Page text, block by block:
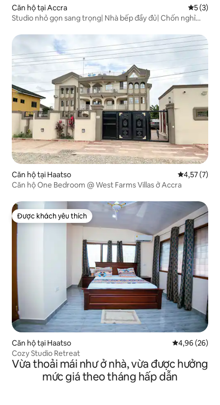
Căn hộ tại Accra Xếp5 (3)
Studio nhỏ gọn sang trọng| Nhà bếp đầy đủ| Chốn nghỉ
Căn hộ tại Haatso Xếp hạng
4,57 (7)
Căn hộ One Bedroom @ West Farms Villas ở Accra
Được khách yêu thích
Được khách yêu thích
Căn hộ tại Haatso Xếp hạng
4,96 (26)
Cozy Studio Retreat
Vừa thoải mái như ở nhà, vừa được hưởng
mức giá theo tháng hấp dẫn